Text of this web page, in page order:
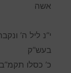
אשה
י”נ ליל ה’
בעש”ק
כ’ כסלו